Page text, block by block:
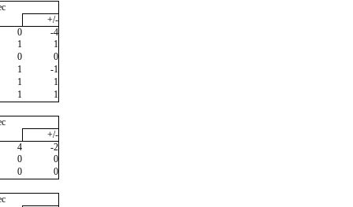
+/-
0
-4
1
1
0
0
1
-1
1
1
1
1
+/-
4
-2
0
0
0
0